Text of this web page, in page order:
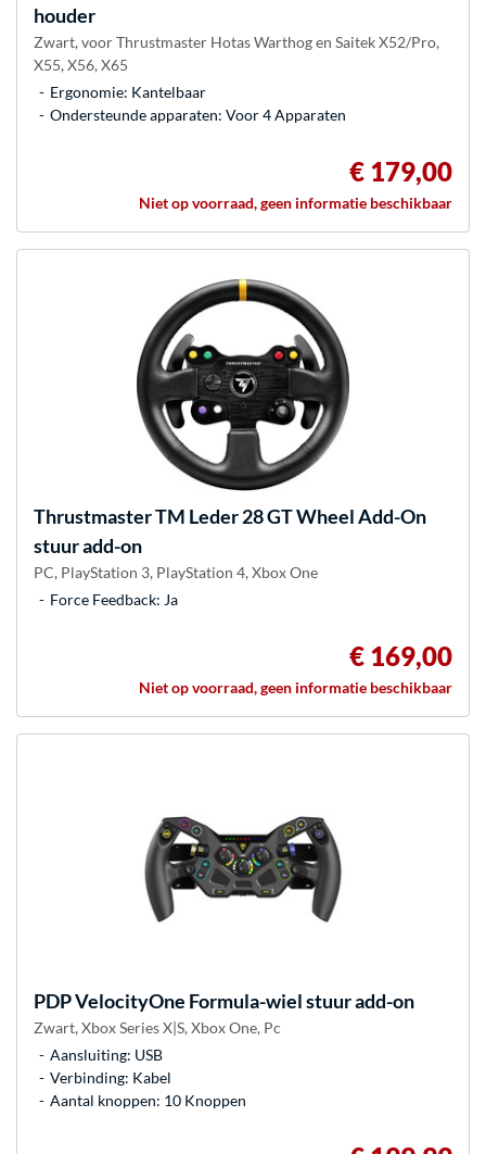
houder
Zwart, voor Thrustmaster Hotas Warthog en Saitek X52/Pro,
X55, X56, X65
Ergonomie: Kantelbaar
Ondersteunde apparaten: Voor 4 Apparaten
€ 179,00
Niet op voorraad, geen informatie beschikbaar
ThrustmasterTM Leder 28 GT Wheel Add-On
stuur add-on
PC, PlayStation 3, PlayStation 4, Xbox One
Force Feedback: Ja
€ 169,00
Niet op voorraad, geen informatie beschikbaar
PDPVelocityOne Formula-wiel stuur add-on
Zwart, Xbox Series X|S, Xbox One, Pc
Aansluiting: USB
Verbinding: Kabel
Aantal knoppen: 10 Knoppen